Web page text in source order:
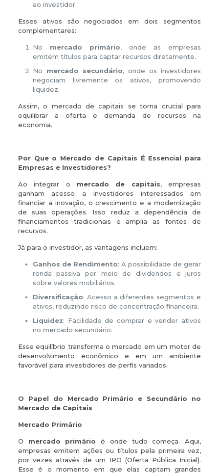
ao investidor.
Esses ativos são negociados em dois segmentos
complementares:
No mercado primário, onde as empresas
emitem títulos para captar recursos diretamente.
No mercado secundário, onde os investidores
negociam livremente os ativos, promovendo
liquidez.
Assim, o mercado de capitais se torna crucial para
equilibrar a oferta e demanda de recursos na
economia.
Por Que o Mercado de Capitais É Essencial para
Empresas e Investidores?
Ao integrar o mercado de capitais, empresas
ganham acesso a investidores interessados em
financiar a inovação, o crescimento e a modernização
de suas operações. Isso reduz a dependência de
financiamentos tradicionais e amplia as fontes de
recursos.
Já para o investidor, as vantagens incluem:
Ganhos de Rendimento: A possibilidade de gerar
renda passiva por meio de dividendos e juros
sobre valores mobiliários.
Diversificação: Acesso a diferentes segmentos e
ativos, reduzindo risco de concentração financeira.
Liquidez: Facilidade de comprar e vender ativos
no mercado secundário.
Esse equilíbrio transforma o mercado em um motor de
desenvolvimento econômico e em um ambiente
favorável para investidores de perfis variados.
O Papel do Mercado Primário e Secundário no
Mercado de Capitais
Mercado Primário
O mercado primário é onde tudo começa. Aqui,
empresas emitem ações ou títulos pela primeira vez,
por vezes através de um IPO (Oferta Pública Inicial).
Esse é o momento em que elas captam grandes